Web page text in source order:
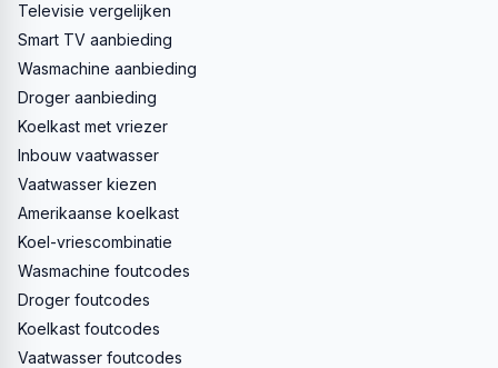
Televisie vergelijken
Smart TV aanbieding
Wasmachine aanbieding
Droger aanbieding
Koelkast met vriezer
Inbouw vaatwasser
Vaatwasser kiezen
Amerikaanse koelkast
Koel-vriescombinatie
Wasmachine foutcodes
Droger foutcodes
Koelkast foutcodes
Vaatwasser foutcodes